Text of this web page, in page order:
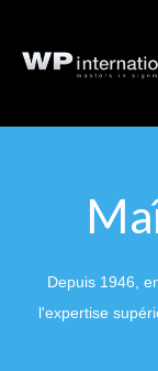
1946, engagée
supérieure